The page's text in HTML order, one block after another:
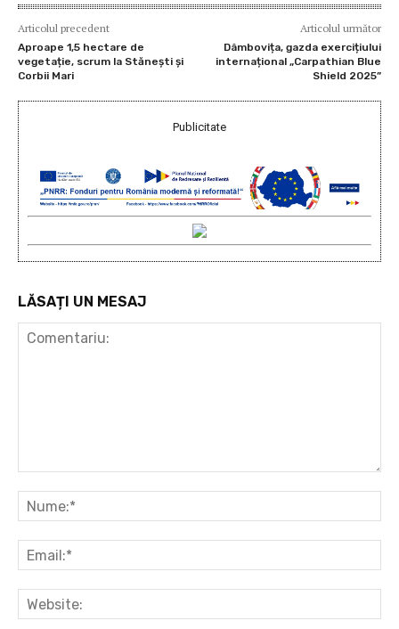
Articolul precedent
Aproape 1,5 hectare de
vegetație, scrum la Stănești și
Corbii Mari
Articolul următor
Dâmbovița, gazda exercițiului
internațional „Carpathian Blue
Shield 2025”
Publicitate
LĂSAȚI UN MESAJ